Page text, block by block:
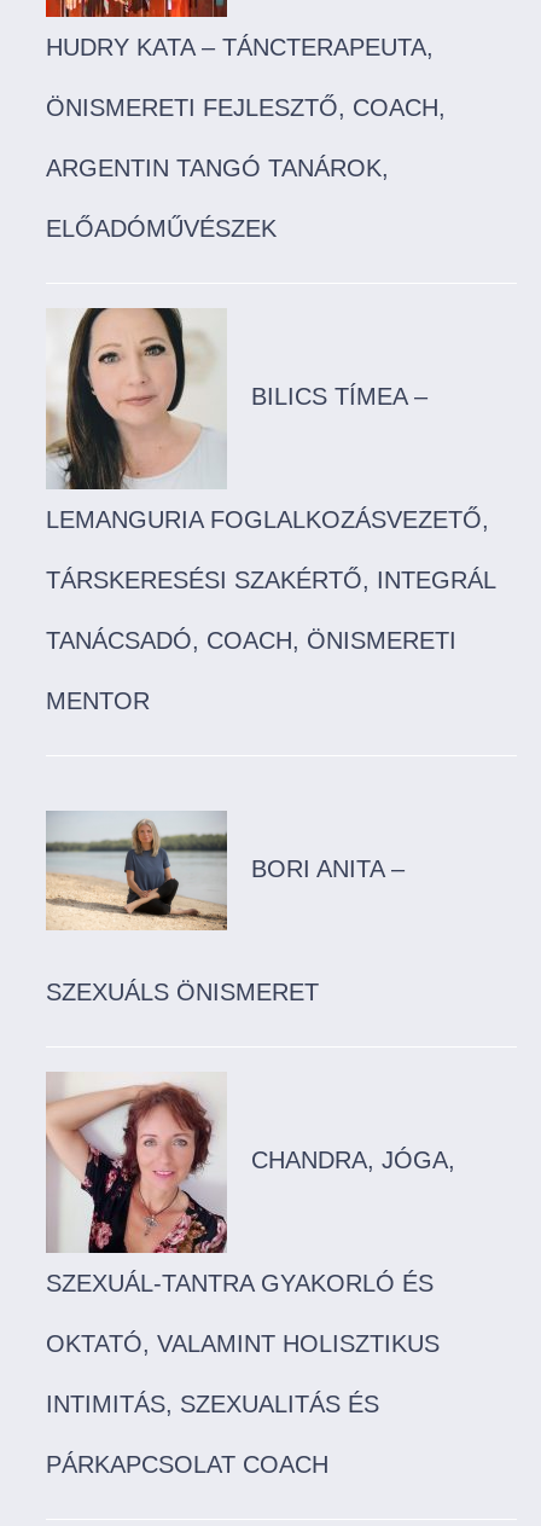
HUDRY KATA – TÁNCTERAPEUTA,
ÖNISMERETI FEJLESZTŐ, COACH,
ARGENTIN TANGÓ TANÁROK,
ELŐADÓMŰVÉSZEK
BILICS TÍMEA –
LEMANGURIA FOGLALKOZÁSVEZETŐ,
TÁRSKERESÉSI SZAKÉRTŐ, INTEGRÁL
TANÁCSADÓ, COACH, ÖNISMERETI
MENTOR
BORI ANITA –
SZEXUÁLS ÖNISMERET
CHANDRA, JÓGA,
SZEXUÁL-TANTRA GYAKORLÓ ÉS
OKTATÓ, VALAMINT HOLISZTIKUS
INTIMITÁS, SZEXUALITÁS ÉS
PÁRKAPCSOLAT COACH